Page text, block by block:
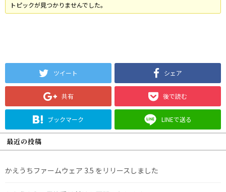
トピックが見つかりませんでした。
ツイート シェア
共有 後で読む
ブックマーク LINEで送る
最近の投稿
かえうちファームウェア 3.5 をリリースしました